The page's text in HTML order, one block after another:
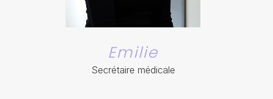
Emilie
Secrétaire médicale